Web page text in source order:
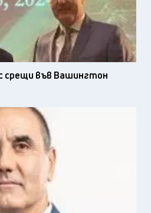
срещи във Вашингтон